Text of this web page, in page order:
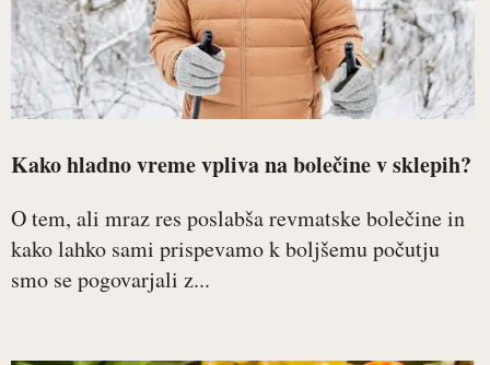
Kako hladno vreme vpliva na bolečine v sklepih?
O tem, ali mraz res poslabša revmatske bolečine in
kako lahko sami prispevamo k boljšemu počutju
smo se pogovarjali z...